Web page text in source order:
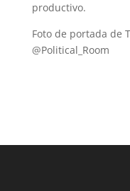
productivo.
Foto de portada de
@Political_Room